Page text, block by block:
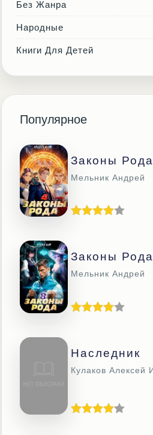
Без Жанра
Народные
Книги Для Детей
Популярное
Законы
Мельник Андрей
Законы
Мельник Андрей
Наследник
Кулаков Алексей